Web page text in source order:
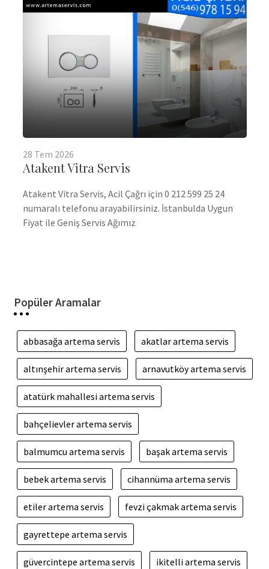
28 Tem 2026
Atakent Vitra Servis
Atakent Vitra Servis, Acil Çağrı için 0 212 599 25 24
numaralı telefonu arayabilirsiniz. İstanbulda Uygun
Fiyat ile Geniş Servis Ağımız
Popüler Aramalar
abbasağa artema servis akatlar artema servis
altınşehir artema servis arnavutköy artema servis
atatürk mahallesi artema servis
bahçelievler artema servis
balmumcu artema servis başak artema servis
bebek artema servis cihannüma artema servis
etiler artema servis fevzi çakmak artema servis
gayrettepe artema servis
güvercintepe artema servis ikitelli artema servis